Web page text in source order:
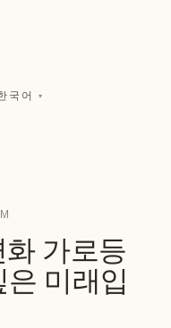
국어 ▾
화 가로등
미래입